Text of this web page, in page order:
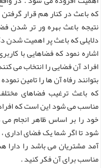
که باعث در کنار هم قرار
نتیجه باعث بهره ور تر شدن
دلایلی که باعث پر اهمیت شدن
اشاره نمود که فضاهایی با
افراد آن فضایی را انتخاب می
بتوانند رفاه آن ها را تامین
که باعث ترغیب فضاهای
مناسب می شود این است که
خود را بر اساس ظاهر انجام
شود تا اگر شما یک فضای اداری
آمد مشتریان می باشد را
مناسب برای آن فکر کنید .